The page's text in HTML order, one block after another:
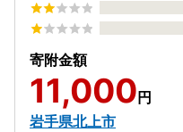
寄附金額
11,000 円
岩手県北上市